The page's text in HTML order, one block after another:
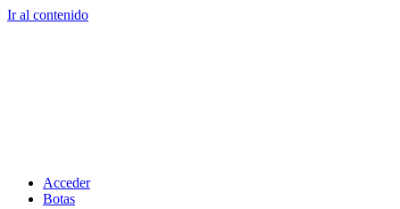
Ir al contenido
Acceder
Botas